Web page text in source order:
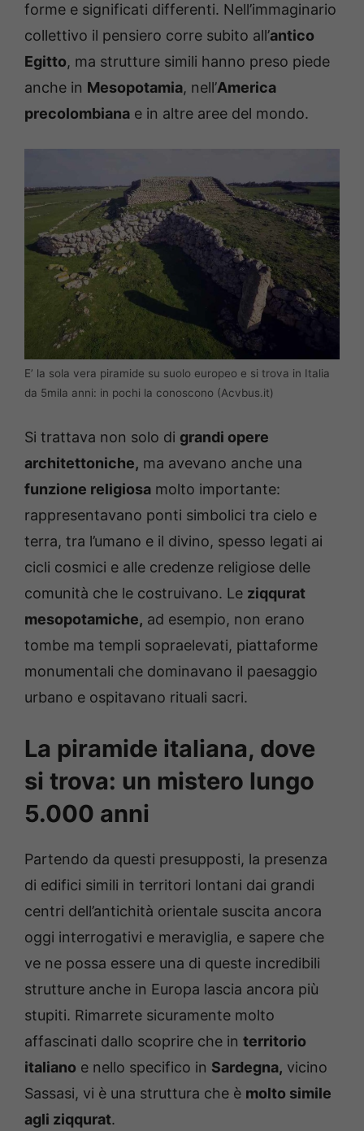
forme e significati differenti. Nell’immaginario
collettivo il pensiero corre subito all’antico
Egitto, ma strutture simili hanno preso piede
anche in Mesopotamia, nell’America
precolombiana e in altre aree del mondo.
E’ la sola vera piramide su suolo europeo e si trova in Italia
da 5mila anni: in pochi la conoscono (Acvbus.it)
Si trattava non solo di grandi opere
architettoniche, ma avevano anche una
funzione religiosa molto importante:
rappresentavano ponti simbolici tra cielo e
terra, tra l’umano e il divino, spesso legati ai
cicli cosmici e alle credenze religiose delle
comunità che le costruivano. Le ziqqurat
mesopotamiche, ad esempio, non erano
tombe ma templi sopraelevati, piattaforme
monumentali che dominavano il paesaggio
urbano e ospitavano rituali sacri.
La piramide italiana, dove
si trova: un mistero lungo
5.000 anni
Partendo da questi presupposti, la presenza
di edifici simili in territori lontani dai grandi
centri dell’antichità orientale suscita ancora
oggi interrogativi e meraviglia, e sapere che
ve ne possa essere una di queste incredibili
strutture anche in Europa lascia ancora più
stupiti. Rimarrete sicuramente molto
affascinati dallo scoprire che in territorio
italiano e nello specifico in Sardegna, vicino
Sassasi, vi è una struttura che è molto simile
agli ziqqurat.